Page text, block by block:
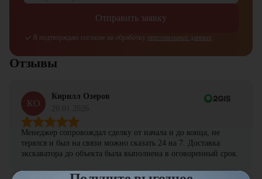
Отправить заявку
Я подтверждаю согласие на обработку персональных данных
Отзывы
КО
Кирилл Озеров
Менеджер сопровождал сделку от начала и до конца, не
терялся и был на связи можно сказать 24 на 7. Доставка
экскаватора до объекта была выполнена в оговоренный срок.